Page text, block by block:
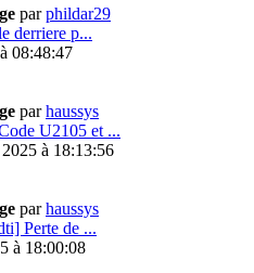
parphildar29
derriere p...
08:48:47
parhaussys
U2105 et ...
à 18:13:56
parhaussys
Perte de ...
à 18:00:08